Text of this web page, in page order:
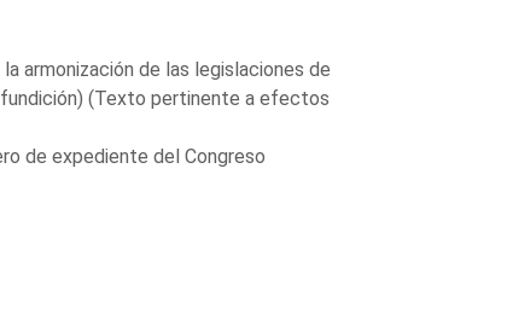
armonización de las legislaciones de
(Texto pertinente a efectos
de expediente del Congreso